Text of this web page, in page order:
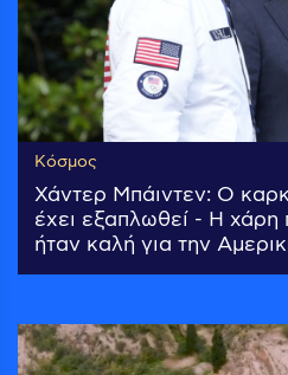
Κόσμος
Χάντερ Μπάιντεν: Ο
έχει εξαπλωθεί - Η
ήταν καλή για την